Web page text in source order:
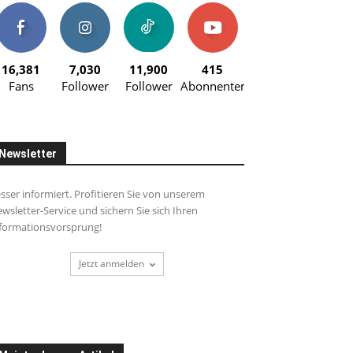
16,381
Fans
7,030
Follower
11,900
Follower
415
Abonnenten
Newsletter
informiert. Profitieren Sie von unserem
Service und sichern Sie sich Ihren
Jetzt anmelden